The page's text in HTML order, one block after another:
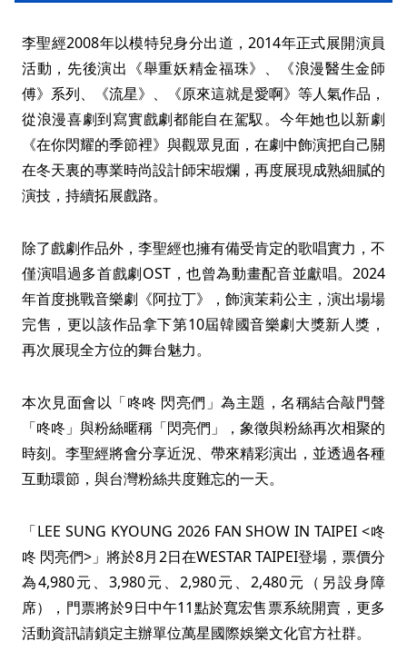
李聖經2008年以模特兒身分出道，2014年正式展開演員
活動，先後演出《舉重妖精金福珠》、《浪漫醫生金師
傅》系列、《流星》、《原來這就是愛啊》等人氣作品，
從浪漫喜劇到寫實戲劇都能自在駕馭。今年她也以新劇
《在你閃耀的季節裡》與觀眾見面，在劇中飾演把自己關
在冬天裏的專業時尚設計師宋嘏爛，再度展現成熟細膩的
演技，持續拓展戲路。
除了戲劇作品外，李聖經也擁有備受肯定的歌唱實力，不
僅演唱過多首戲劇OST，也曾為動畫配音並獻唱。2024
年首度挑戰音樂劇《阿拉丁》，飾演茉莉公主，演出場場
完售，更以該作品拿下第10屆韓國音樂劇大獎新人獎，
再次展現全方位的舞台魅力。
本次見面會以「咚咚 閃亮們」為主題，名稱結合敲門聲
「咚咚」與粉絲暱稱「閃亮們」，象徵與粉絲再次相聚的
時刻。李聖經將會分享近況、帶來精彩演出，並透過各種
互動環節，與台灣粉絲共度難忘的一天。
「LEE SUNG KYOUNG 2026 FAN SHOW IN TAIPEI <咚
咚 閃亮們>」將於8月2日在WESTAR TAIPEI登場，票價分
為4,980元、3,980元、2,980元、2,480元（另設身障
席），門票將於9日中午11點於寬宏售票系統開賣，更多
活動資訊請鎖定主辦單位萬星國際娛樂文化官方社群。